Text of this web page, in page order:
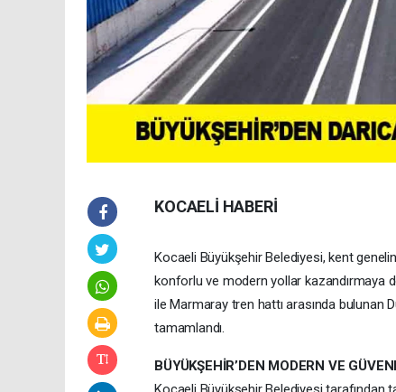
KOCAELİ HABERİ
Kocaeli Büyükşehir Belediyesi, kent
konforlu ve modern yollar kazandırmaya
ile Marmaray tren hattı arasında bulunan
tamamlandı.
BÜYÜKŞEHİR’DEN MODERN VE